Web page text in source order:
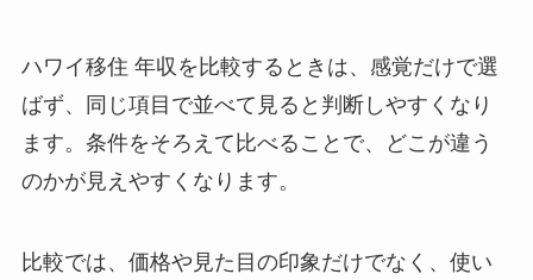
ハワイ移住 年収を比較するときは、感覚だけで選
ばず、同じ項目で並べて見ると判断しやすくなり
ます。条件をそろえて比べることで、どこが違う
のかが見えやすくなります。
比較では、価格や見た目の印象だけでなく、使い